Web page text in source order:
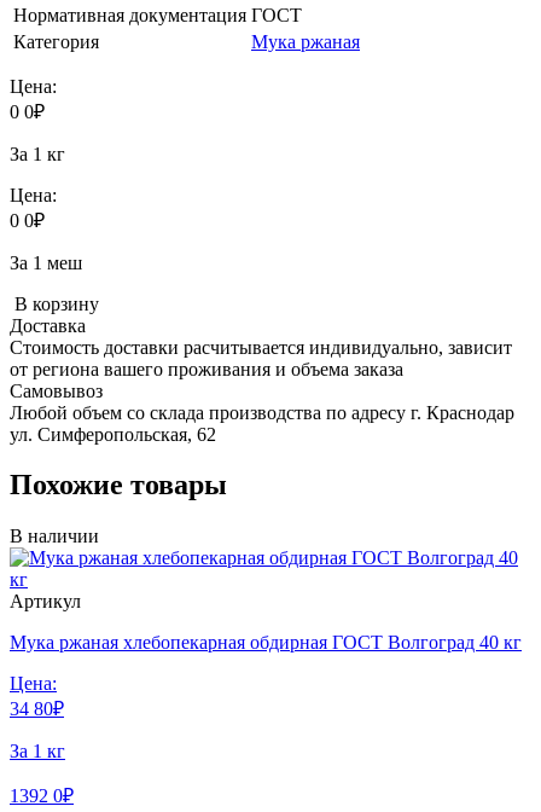
Нормативная документация ГОСТ
Категория
Мука ржаная
Цена:
0 0₽
За 1 кг
Цена:
0 0₽
За 1 меш
В корзину
Доставка
Стоимость доставки расчитывается индивидуально, зависит
от региона вашего проживания и объема заказа
Самовывоз
Любой объем со склада производства по адресу г. Краснодар
ул. Симферопольская, 62
Похожие товары
В наличии
Артикул
Мука ржаная хлебопекарная обдирная ГОСТ Волгоград 40 кг
Цена:
34 80₽
За 1 кг
1392 0₽